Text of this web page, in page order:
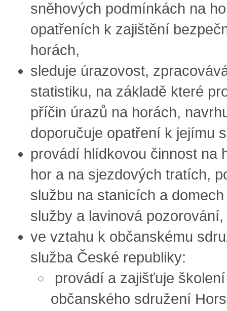
sněhových podmínkách na
opatřeních k zajištění
horách,
sleduje úrazovost,
statistiku, na základě které
příčin úrazů na horách,
doporučuje opatření k jejímu
provádí hlídkovou činnost na
hor a na sjezdových tratích,
službu na stanicích a
služby a lavinová pozorování,
ve vztahu k občanskému
služba České republiky:
provádí a zajišťuje
občanského sdružení